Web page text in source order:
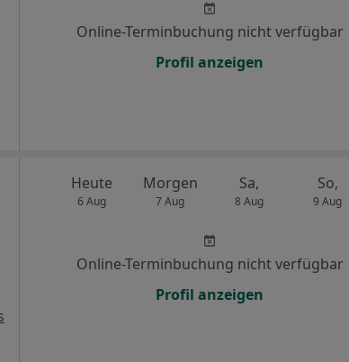
Online-Terminbuchung nicht verfügbar
Profil anzeigen
Heute
6 Aug
Morgen
7 Aug
Sa,
8 Aug
So,
9 Aug
Online-Terminbuchung nicht verfügbar
Profil anzeigen